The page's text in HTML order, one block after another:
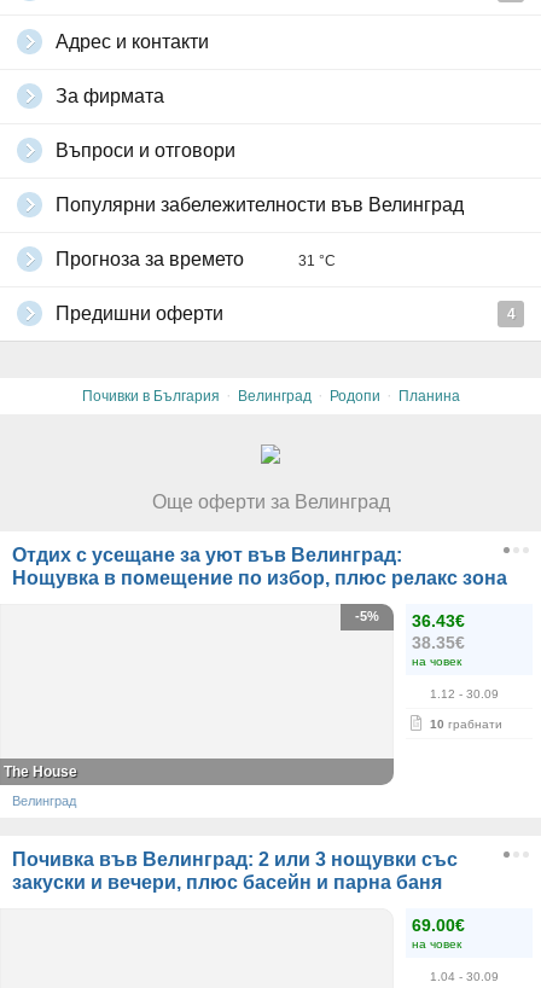
Адрес и контакти
За фирмата
Въпроси и отговори
Популярни забележителности във Велинград
Прогноза за времето 31 °C
Предишни оферти 4
Почивки в България · Велинград · Родопи · Планина
Още оферти за Велинград
Отдих с усещане за уют във Велинград:
Нощувка в помещение по избор, плюс релакс зона
36.43€
38.35€
на човек
1.12 - 30.09
10 грабнати
-5%
The House
Велинград
Почивка във Велинград: 2 или 3 нощувки със
закуски и вечери, плюс басейн и парна баня
69.00€
на човек
1.04 - 30.09